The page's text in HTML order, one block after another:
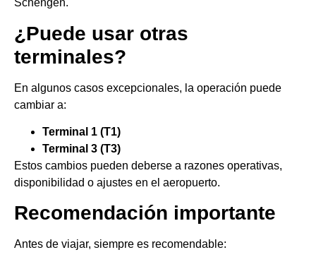
Schengen.
¿Puede usar otras
terminales?
En algunos casos excepcionales, la operación puede
cambiar a:
Terminal 1 (T1)
Terminal 3 (T3)
Estos cambios pueden deberse a razones operativas,
disponibilidad o ajustes en el aeropuerto.
Recomendación importante
Antes de viajar, siempre es recomendable: